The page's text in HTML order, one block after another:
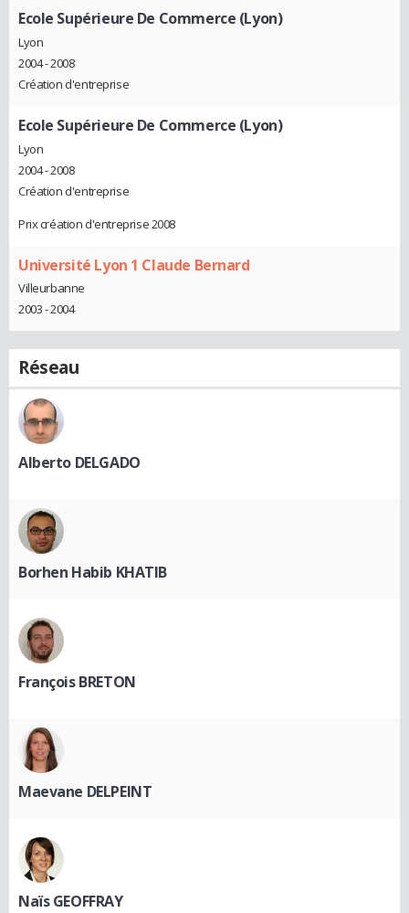
Ecole Supérieure De Commerce (Lyon)
Lyon
2004 - 2008
Création d'entreprise
Ecole Supérieure De Commerce (Lyon)
Lyon
2004 - 2008
Création d'entreprise
Prix création d'entreprise 2008
Université Lyon 1 Claude Bernard
Villeurbanne
2003 - 2004
Réseau
Alberto DELGADO
Borhen Habib KHATIB
François BRETON
Maevane DELPEINT
Naïs GEOFFRAY